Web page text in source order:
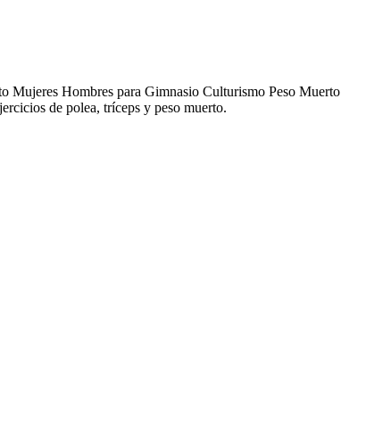
Mujeres Hombres para Gimnasio Culturismo Peso Muerto
de polea, tríceps y peso muerto.